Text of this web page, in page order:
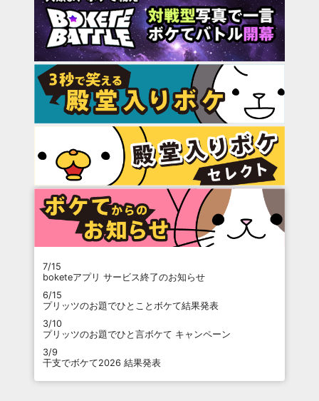
7/15
boketeアプリ サービス終了のお知らせ
6/15
プリッツのお題でひとことボケて結果発表
3/10
プリッツのお題でひと言ボケて キャンペーン
3/9
干支でボケて2026 結果発表